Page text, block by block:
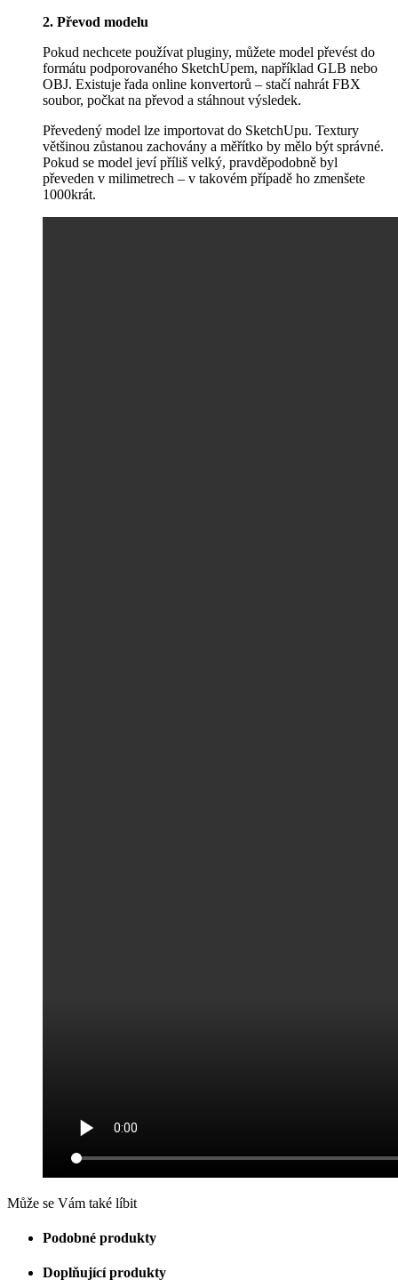
2. Převod modelu
Pokud nechcete používat pluginy, můžete model převést do
formátu podporovaného SketchUpem, například GLB nebo
OBJ. Existuje řada online konvertorů – stačí nahrát FBX
soubor, počkat na převod a stáhnout výsledek.
Převedený model lze importovat do SketchUpu. Textury
většinou zůstanou zachovány a měřítko by mělo být správné.
Pokud se model jeví příliš velký, pravděpodobně byl
převeden v milimetrech – v takovém případě ho zmenšete
1000krát.
Může se Vám také líbit
Podobné produkty
Doplňující produkty